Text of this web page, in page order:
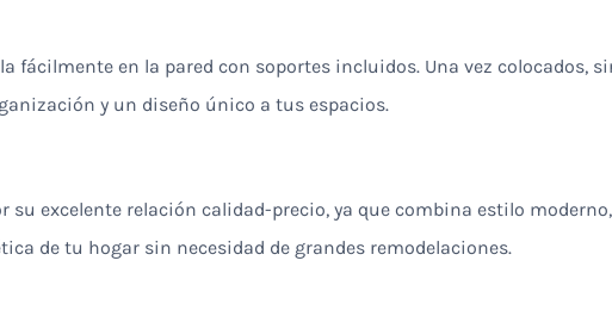
fácilmente en la pared con soportes incluidos. Una vez colocados,
y un diseño único a tus espacios.
su excelente relación calidad-precio, ya que combina estilo
de tu hogar sin necesidad de grandes remodelaciones.